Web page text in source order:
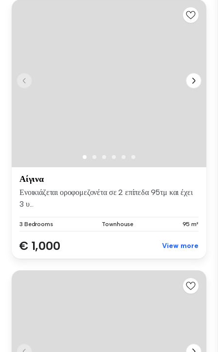
Αίγινα
Ενοικιάζεται οροφομεζονέτα σε 2 επίπεδα 95τμ και έχει
3 υ...
3 Bedrooms Townhouse 95 m²
€ 1,000 View more